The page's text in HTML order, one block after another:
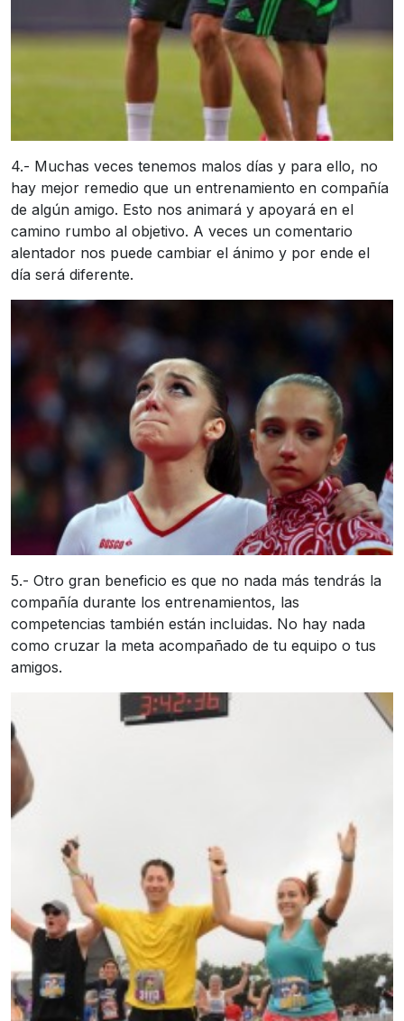
4.- Muchas veces tenemos malos días y para ello, no
hay mejor remedio que un entrenamiento en compañía
de algún amigo. Esto nos animará y apoyará en el
camino rumbo al objetivo. A veces un comentario
alentador nos puede cambiar el ánimo y por ende el
día será diferente.
5.- Otro gran beneficio es que no nada más tendrás la
compañía durante los entrenamientos, las
competencias también están incluidas. No hay nada
como cruzar la meta acompañado de tu equipo o tus
amigos.